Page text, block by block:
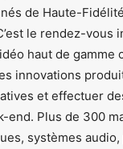
de Haute-
le rendez-vous
haut de gamme
innovations
et effectuer
end. Plus de 300
systèmes